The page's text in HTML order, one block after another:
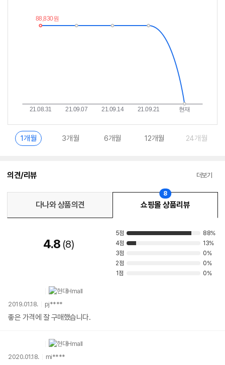
이
란?
1개월 3개월 6개월 12개월 24개월
의견/리뷰 더보기
다나와 상품의견 쇼핑몰 상품리뷰
8
4.8 8
5점
88%
4점
13%
3점
0%
2점
0%
1점
0%
2019.01.18. pj****
좋은 가격에 잘 구매했습니다.
2020.01.18. mi****